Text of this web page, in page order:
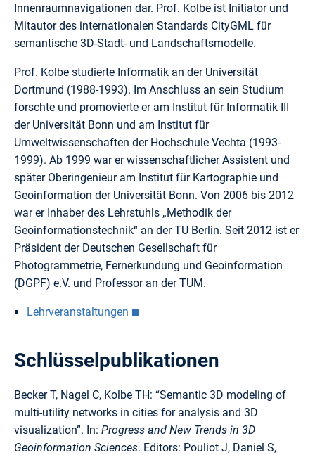
Innenraumnavigationen dar. Prof. Kolbe ist Initiator und
Mitautor des internationalen Standards CityGML für
semantische 3D-Stadt- und Landschaftsmodelle.
Prof. Kolbe studierte Informatik an der Universität
Dortmund (1988-1993). Im Anschluss an sein Studium
forschte und promovierte er am Institut für Informatik III
der Universität Bonn und am Institut für
Umweltwissenschaften der Hochschule Vechta (1993-
1999). Ab 1999 war er wissenschaftlicher Assistent und
später Oberingenieur am Institut für Kartographie und
Geoinformation der Universität Bonn. Von 2006 bis 2012
war er Inhaber des Lehrstuhls „Methodik der
Geoinformationstechnik“ an der TU Berlin. Seit 2012 ist er
Präsident der Deutschen Gesellschaft für
Photogrammetrie, Fernerkundung und Geoinformation
(DGPF) e.V. und Professor an der TUM.
Lehrveranstaltungen
Schlüsselpublikationen
Becker T, Nagel C, Kolbe TH: “Semantic 3D modeling of
multi-utility networks in cities for analysis and 3D
visualization”. In: Progress and New Trends in 3D
Geoinformation Sciences. Editors: Pouliot J, Daniel S,